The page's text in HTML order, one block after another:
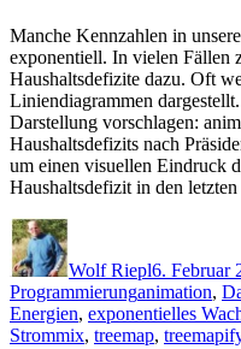
Manche Kennzahlen in
exponentiell. In vielen Fällen
Haushaltsdefizite dazu. Oft
Liniendiagrammen
Darstellung vorschlagen:
Haushaltsdefizits nach
um einen visuellen Eindruck
Haushaltsdefizit in den
Wolf Riepl6. Februar
ProgrammierungSchlagwörter
animation,
Energien, exponentielles
Strommix, treemap,